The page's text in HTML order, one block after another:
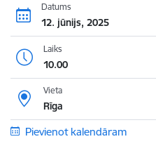
Datums
12. jūnijs, 2025
Laiks
10.00
Vieta
Rīga
Pievienot kalendāram